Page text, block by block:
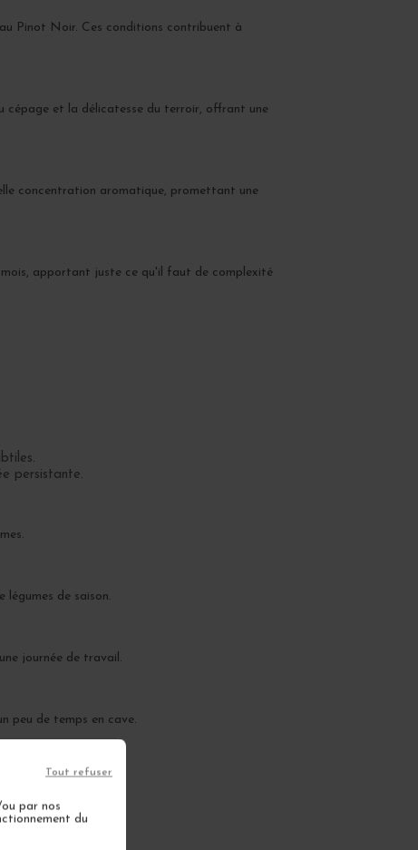
par nos
du
Tout refuser
Pinot Noir. Ces conditions contribuent à
cépage et la délicatesse du terroir, offrant une
concentration aromatique, promettant une
apportant juste ce qu'il faut de complexité
persistante.
de saison.
journée de travail.
peu de temps en cave.